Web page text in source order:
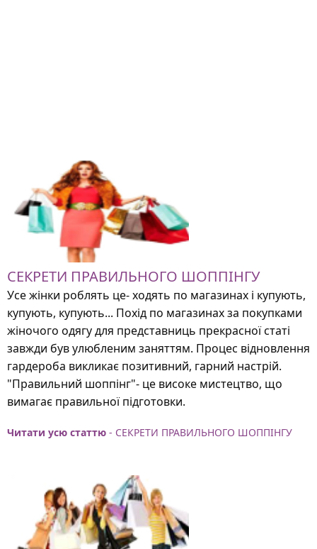
СЕКРЕТИ ПРАВИЛЬНОГО ШОППІНГУ
Усе жінки роблять це- ходять по магазинах і купують,
купують, купують... Похід по магазинах за покупками
жіночого одягу для представниць прекрасної статі
завжди був улюбленим заняттям. Процес відновлення
гардероба викликає позитивний, гарний настрій.
"Правильний шоппінг"- це високе мистецтво, що
вимагає правильної підготовки.
Читати усю статтю - СЕКРЕТИ ПРАВИЛЬНОГО ШОППІНГУ